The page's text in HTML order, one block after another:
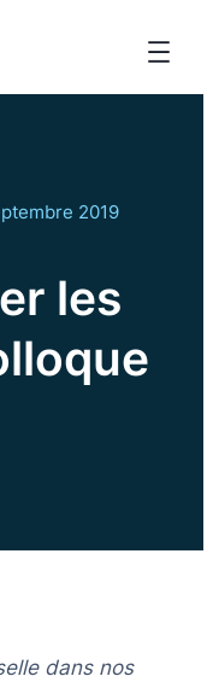
2019
les
dans nos